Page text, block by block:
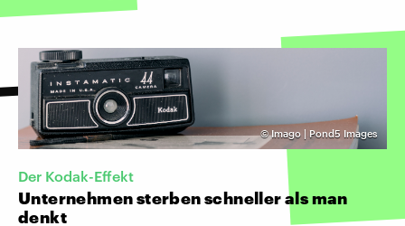
©Imago | Pond5 Images
Der Kodak-Effekt
Unternehmen sterben schneller als man
denkt